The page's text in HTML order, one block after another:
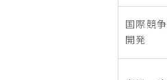
国際競
開発